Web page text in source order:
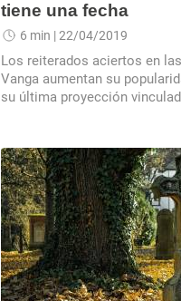
tiene una fecha
6 min | 22/04/2019
Los reiterados aciertos en
Vanga aumentan su
su última proyección